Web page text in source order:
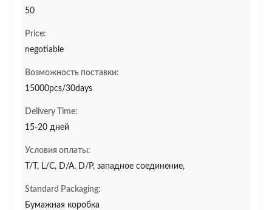
50
Price:
negotiable
Возможность поставки:
15000pcs/30days
Delivery Time:
15-20 дней
Условия оплаты:
T/T, L/C, D/A, D/P, западное соединение,
Standard Packaging:
Бумажная коробка